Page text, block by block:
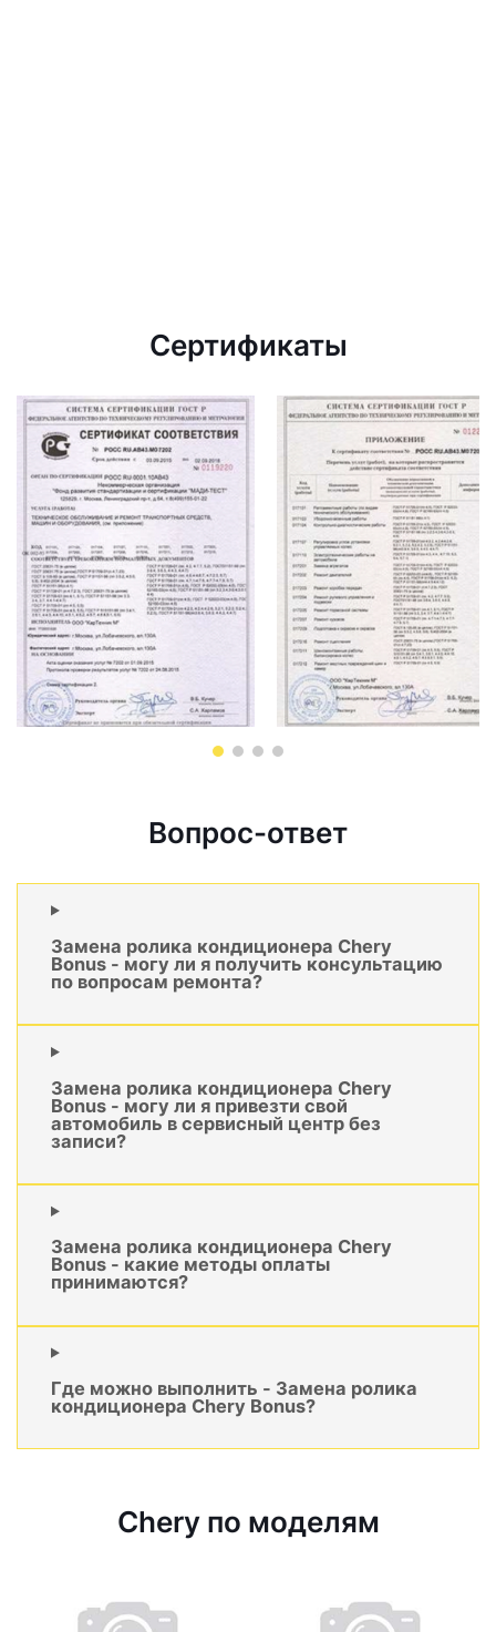
Сертификаты
Вопрос-ответ
Замена ролика кондиционера Chery
Bonus - могу ли я получить консультацию
по вопросам ремонта?
Замена ролика кондиционера Chery
Bonus - могу ли я привезти свой
автомобиль в сервисный центр без
записи?
Замена ролика кондиционера Chery
Bonus - какие методы оплаты
принимаются?
Где можно выполнить - Замена ролика
кондиционера Chery Bonus?
Chery по моделям